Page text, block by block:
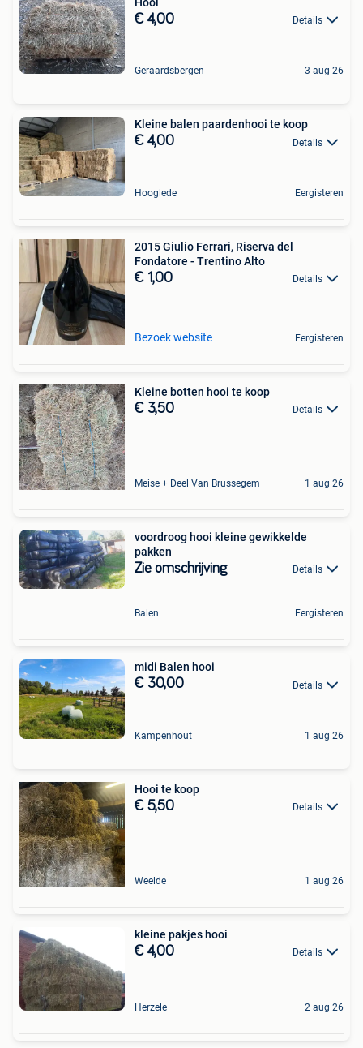
€ 4,00 Details
Geraardsbergen 3 aug 26
Kleine balen paardenhooi te koop
€ 4,00 Details
Hooglede Eergisteren
2015 Giulio Ferrari, Riserva del
Fondatore - Trentino Alto
€ 1,00 Details
Bezoek website Eergisteren
Kleine botten hooi te koop
€ 3,50 Details
Meise + Deel Van Brussegem 1 aug 26
voordroog hooi kleine gewikkelde
pakken
Zie omschrijving Details
Balen Eergisteren
midi Balen hooi
€ 30,00 Details
Kampenhout 1 aug 26
Hooi te koop
€ 5,50 Details
Weelde 1 aug 26
kleine pakjes hooi
€ 4,00 Details
Herzele 2 aug 26